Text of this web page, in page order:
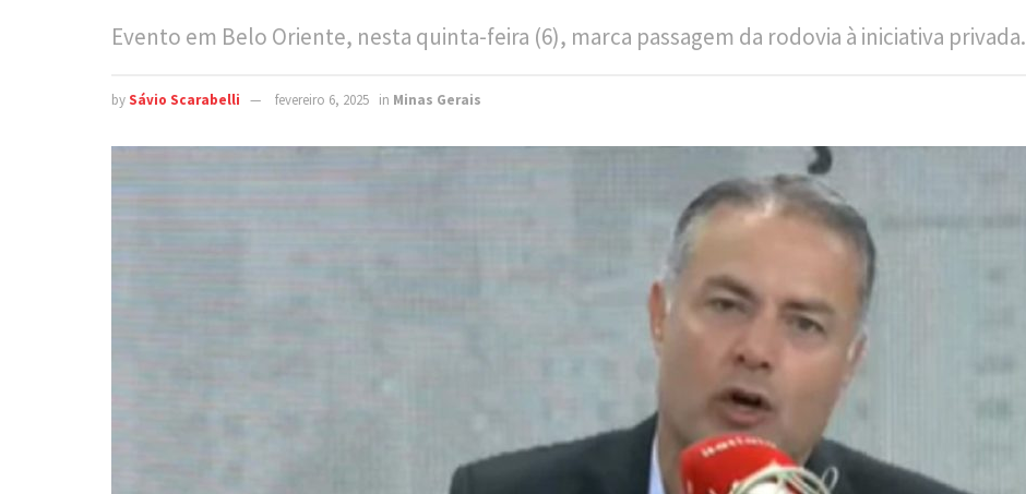
Evento em Belo Oriente, nesta quinta-feira (6), marca passagem da rodovia à iniciativa privada.
bySávio Scarabelli fevereiro 6, 2025 in Minas Gerais